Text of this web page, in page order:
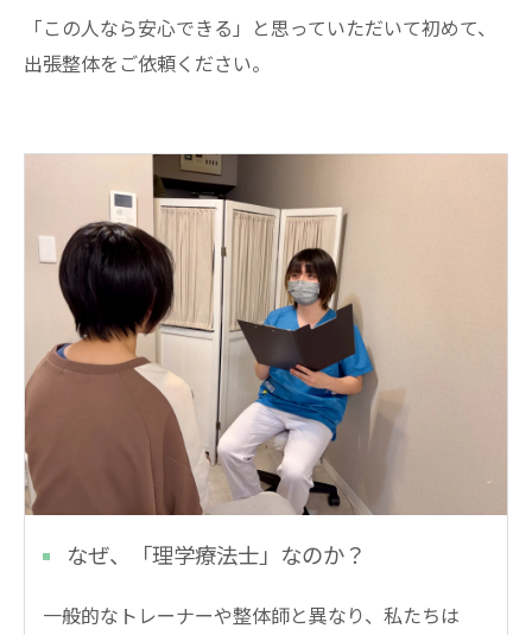
「この人なら安心できる」と思っていただいて初めて、
出張整体をご依頼ください。
なぜ、「理学療法士」なのか？
一般的なトレーナーや整体師と異なり、私たちは